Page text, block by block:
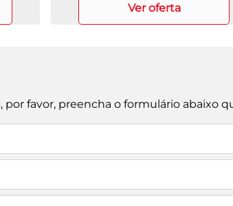
ver oferta
por favor, preencha o formulário abaixo